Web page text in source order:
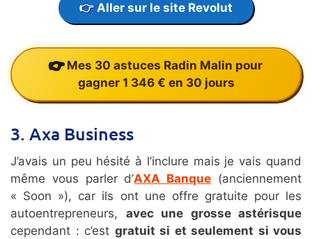
Aller sur le site Revolut
Mes 30 astuces Radin Malin pour
gagner 1 346 € en 30 jours
3. Axa Business
J’avais un peu hésité à l’inclure mais je vais quand
même vous parler d’AXA Banque (anciennement
« Soon »), car ils ont une offre gratuite pour les
autoentrepreneurs, avec une grosse astérisque
cependant : c’est gratuit si et seulement si vous